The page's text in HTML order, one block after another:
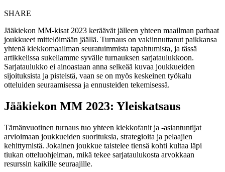
SHARE
Jääkiekon MM-kisat 2023 keräävät jälleen yhteen maailman parhaat
joukkueet mittelöimään jäällä. Turnaus on vakiinnuttanut paikkansa
yhtenä kiekkomaailman seuratuimmista tapahtumista, ja tässä
artikkelissa sukellamme syvälle turnauksen sarjataulukkoon.
Sarjataulukko ei ainoastaan anna selkeää kuvaa joukkueiden
sijoituksista ja pisteistä, vaan se on myös keskeinen työkalu
otteluiden seuraamisessa ja ennusteiden tekemisessä.
Jääkiekon MM 2023: Yleiskatsaus
Tämänvuotinen turnaus tuo yhteen kiekkofanit ja -asiantuntijat
arvioimaan joukkueiden suorituksia, strategioita ja pelaajien
kehittymistä. Jokainen joukkue taistelee tiensä kohti kultaa läpi
tiukan otteluohjelman, mikä tekee sarjataulukosta arvokkaan
resurssin kaikille seuraajille.